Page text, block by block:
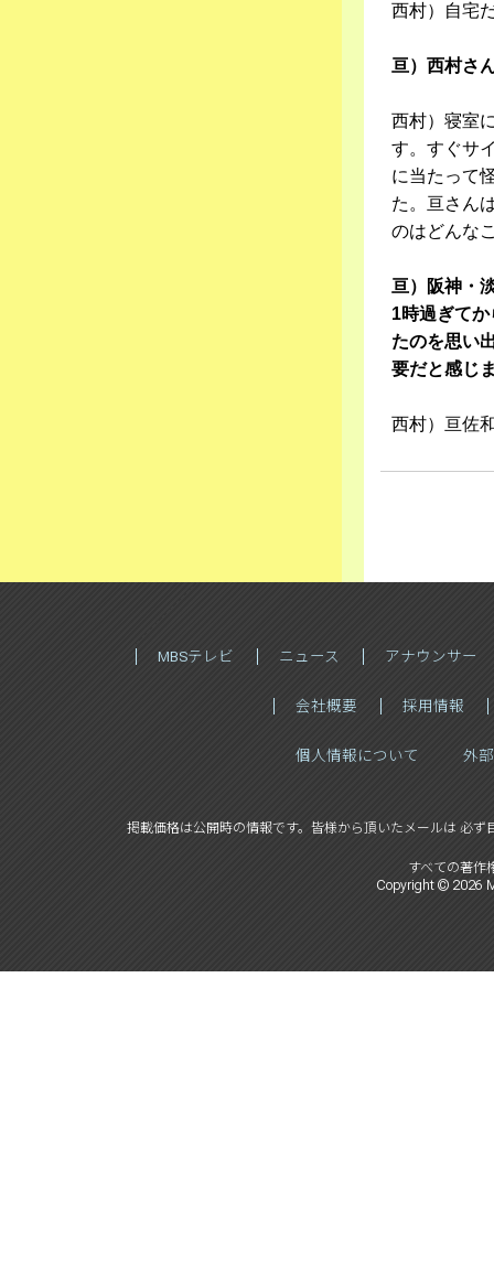
西村）自宅
亘）西村さ
西村）寝室
す。すぐサ
に当たって
た。亘さん
のはどんな
亘）阪神・
1時過ぎて
たのを思い
要だと感じ
西村）亘佐
MBSテレビ ニュース アナウンサー
会社概要 採用情報
個人情報について 外
掲載価格は公開時の情報です。皆様から頂いたメールは 必ず
すべての著作
Copyright © 2026